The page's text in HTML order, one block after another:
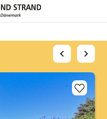
chevron_left chevron_right